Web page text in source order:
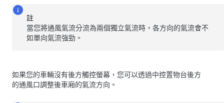
註
當您將通風氣流分流為兩個獨立氣流時，各方向的氣流會不
如單向氣流強勁。
如果您的車輛沒有後方觸控螢幕，您可以透過中控置物台後方
的通風口調整後車廂的氣流方向。